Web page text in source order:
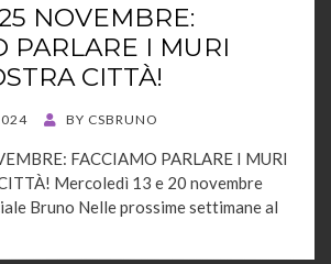
NOVEMBRE:
PARLARE I MURI
CITTÀ!
BY CSBRUNO
FACCIAMO PARLARE I MURI
Mercoledì 13 e 20 novembre
Bruno Nelle prossime settimane al